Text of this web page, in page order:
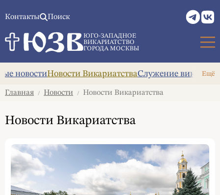
Контакты Поиск
ЮГО-ЗАПАДНОЕ
ВИКАРИАТСТВО
ГОРОДА МОСКВЫ
Ещё
новостиНовости ВикариатстваСлужение викария
Главная / Новости / Новости Викариатства
Новости Викариатства